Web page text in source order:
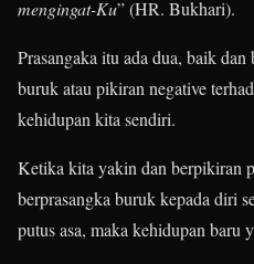
mengingat-Ku” (HR. Bukhari).
Prasangaka itu ada dua, baik
buruk atau pikiran negative
kehidupan kita sendiri.
Ketika kita yakin dan berpikiran
berprasangka buruk kepada diri
putus asa, maka kehidupan baru